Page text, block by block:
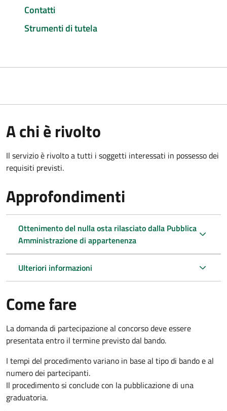
Contatti
Strumenti di tutela
A chi è rivolto
Il servizio è rivolto a tutti i soggetti interessati in possesso dei
requisiti previsti.
Approfondimenti
Ottenimento del nulla osta rilasciato dalla Pubblica
Amministrazione di appartenenza
Ulteriori informazioni
Come fare
La domanda di partecipazione al concorso deve essere
presentata entro il termine previsto dal bando.
I tempi del procedimento variano in base al tipo di bando e al
numero dei partecipanti.
Il procedimento si conclude con la pubblicazione di una
graduatoria.